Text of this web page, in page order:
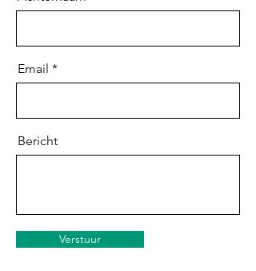
Email
Bericht
Verstuur